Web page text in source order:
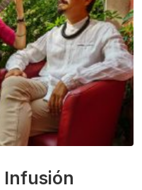
Infusión